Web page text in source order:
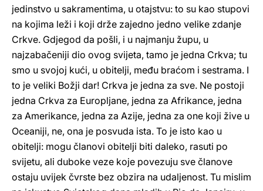
jedinstvo u sakramentima, u otajstvu: to su kao stupovi
na kojima leži i koji drže zajedno jedno velike zdanje
Crkve. Gdjegod da pošli, i u najmanju župu, u
najzabačeniji dio ovog svijeta, tamo je jedna Crkva; tu
smo u svojoj kući, u obitelji, među braćom i sestrama. I
to je veliki Božji dar! Crkva je jedna za sve. Ne postoji
jedna Crkva za Europljane, jedna za Afrikance, jedna
za Amerikance, jedna za Azije, jedna za one koji žive u
Oceaniji, ne, ona je posvuda ista. To je isto kao u
obitelji: mogu članovi obitelji biti daleko, rasuti po
svijetu, ali duboke veze koje povezuju sve članove
ostaju uvijek čvrste bez obzira na udaljenost. Tu mislim